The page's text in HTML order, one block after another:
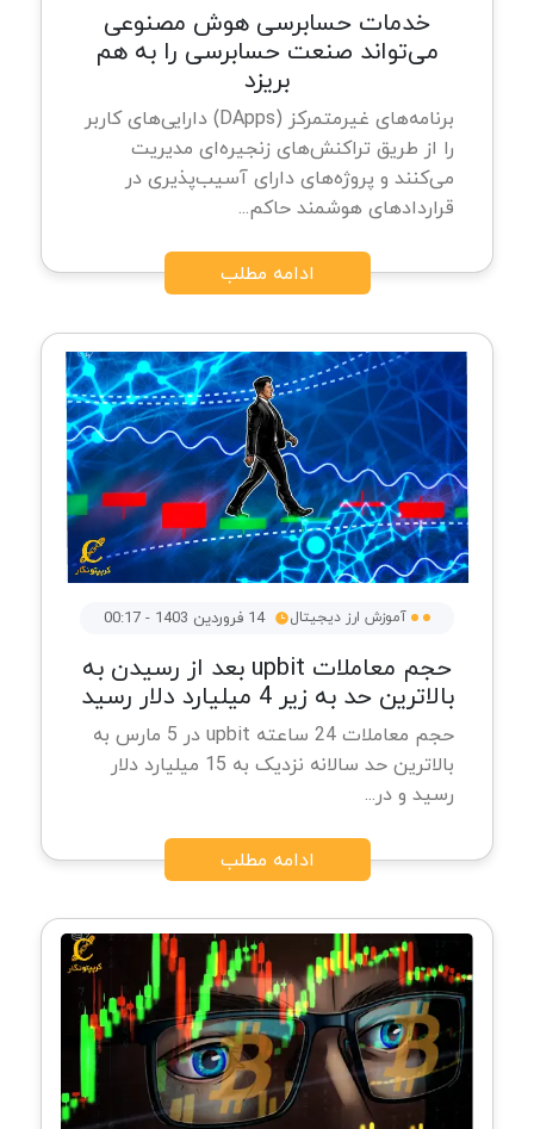
خدمات حسابرسی هوش مصنوعی
می‌تواند صنعت حسابرسی را به هم
بریزد
برنامه‌های غیرمتمرکز (DApps) دارایی‌های کاربر
را از طریق تراکنش‌های زنجیره‌ای مدیریت
می‌کنند و پروژه‌های دارای آسیب‌پذیری در
قراردادهای هوشمند حاکم...
ادامه مطلب
آموزش ارز دیجیتال 14 فروردین 1403 - 00:17
حجم معاملات upbit بعد از رسیدن به
بالاترین حد به زیر 4 میلیارد دلار رسید
حجم معاملات 24 ساعته upbit در 5 مارس به
بالاترین حد سالانه نزدیک به 15 میلیارد دلار
رسید و در...
ادامه مطلب